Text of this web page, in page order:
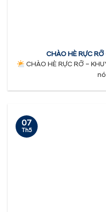
CHÀO HÈ RỰC
CHÀO HÈ RỰC RỠ –
07
Th5